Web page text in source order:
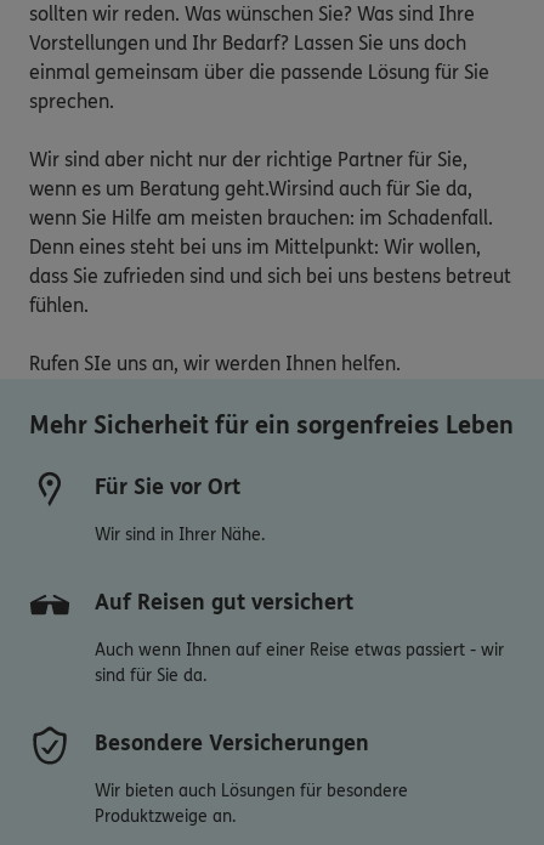
sollten wir reden. Was wünschen Sie? Was sind Ihre
Vorstellungen und Ihr Bedarf? Lassen Sie uns doch
einmal gemeinsam über die passende Lösung für Sie
sprechen.
Wir sind aber nicht nur der richtige Partner für Sie,
wenn es um Beratung geht.Wirsind auch für Sie da,
wenn Sie Hilfe am meisten brauchen: im Schadenfall.
Denn eines steht bei uns im Mittelpunkt: Wir wollen,
dass Sie zufrieden sind und sich bei uns bestens betreut
fühlen.
Rufen SIe uns an, wir werden Ihnen helfen.
Mehr Sicherheit für ein sorgenfreies Leben
Für Sie vor Ort
Wir sind in Ihrer Nähe.
Auf Reisen gut versichert
Auch wenn Ihnen auf einer Reise etwas passiert - wir
sind für Sie da.
Besondere Versicherungen
Wir bieten auch Lösungen für besondere
Produktzweige an.